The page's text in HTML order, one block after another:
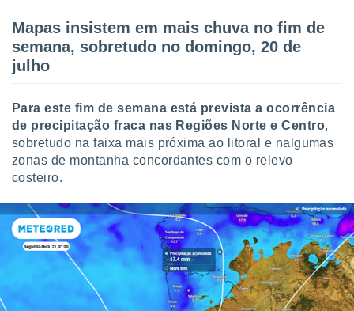
tal,
seu
ou opor-
em “
o
num
Mapas insistem em mais chuva no fim de
semana, sobretudo no domingo, 20 de
julho
Para este fim de semana está prevista a ocorrência
de precipitação fraca nas Regiões Norte e Centro,
sobretudo na faixa mais próxima ao litoral e nalgumas
zonas de montanha concordantes com o relevo
costeiro.